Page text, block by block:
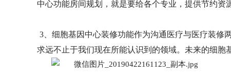
中心功能房间规划，就是要给各个专业，提供节约资
3、 细胞基因中心装修功能作为沟通医疗与医疗装修
求远不止于我们现在所能认识到的领域。未来的细胞